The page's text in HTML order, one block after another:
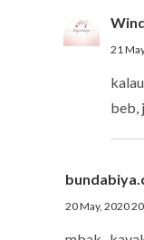
21
beb,
20 May, 2020